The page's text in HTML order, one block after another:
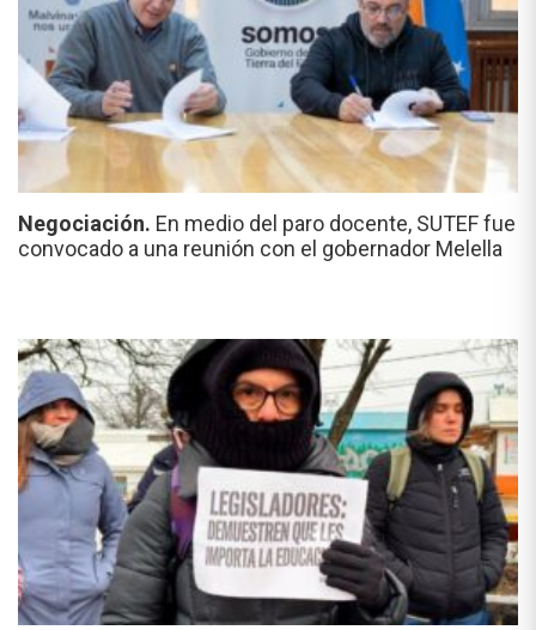
Negociación. En medio del paro docente, SUTEF fue
convocado a una reunión con el gobernador Melella